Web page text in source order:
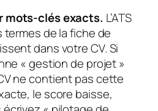
mots-clés exacts. L’ATS
de la fiche de
dans votre CV. Si
« gestion de projet »
ne contient pas cette
le score baisse,